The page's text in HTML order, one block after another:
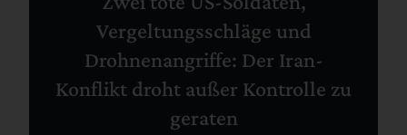
Vergeltungsschläge und
Drohnenangriffe: Der Iran-
Konflikt droht außer Kontrolle zu
geraten